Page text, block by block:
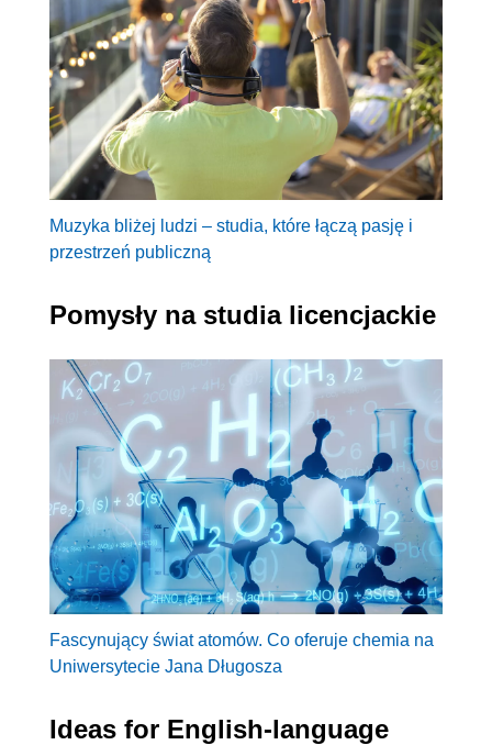
Muzyka bliżej ludzi – studia, które łączą pasję i
przestrzeń publiczną
Pomysły na studia licencjackie
Fascynujący świat atomów. Co oferuje chemia na
Uniwersytecie Jana Długosza
Ideas for English-language